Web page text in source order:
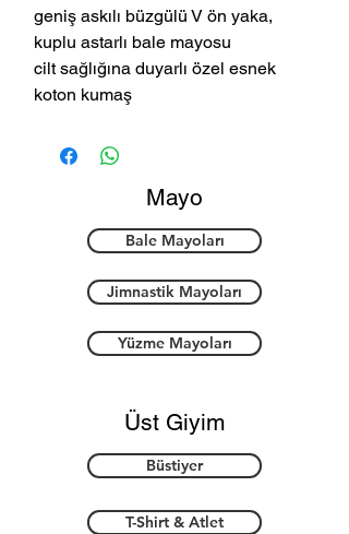
geniş askılı büzgülü V ön yaka,
kuplu astarlı bale mayosu
cilt sağlığına duyarlı özel esnek
koton kumaş
Mayo
Bale Mayoları
Jimnastik Mayoları
Yüzme Mayoları
Üst Giyim
Büstiyer
T-Shirt & Atlet